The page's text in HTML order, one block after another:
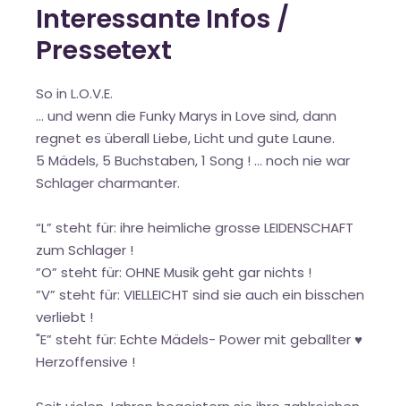
Interessante Infos /
Pressetext
So in L.O.V.E.
… und wenn die Funky Marys in Love sind, dann
regnet es überall Liebe, Licht und gute Laune.
5 Mädels, 5 Buchstaben, 1 Song ! … noch nie war
Schlager charmanter.
“L” steht für: ihre heimliche grosse LEIDENSCHAFT
zum Schlager !
”O” steht für: OHNE Musik geht gar nichts !
”V” steht für: VIELLEICHT sind sie auch ein bisschen
verliebt !
"E” steht für: Echte Mädels- Power mit geballter ♥️
Herzoffensive !